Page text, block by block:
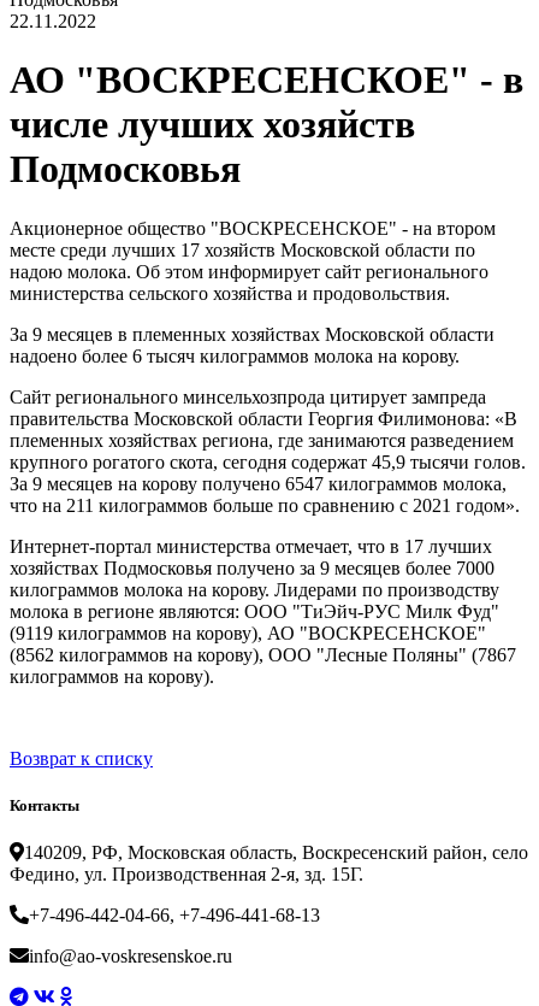
22.11.2022
АО "ВОСКРЕСЕНСКОЕ" - в
числе лучших хозяйств
Подмосковья
Акционерное общество "ВОСКРЕСЕНСКОЕ" - на втором
месте среди лучших 17 хозяйств Московской области по
надою молока. Об этом информирует сайт регионального
министерства сельского хозяйства и продовольствия.
За 9 месяцев в племенных хозяйствах Московской области
надоено более 6 тысяч килограммов молока на корову.
Сайт регионального минсельхозпрода цитирует зампреда
правительства Московской области Георгия Филимонова: «В
племенных хозяйствах региона, где занимаются разведением
крупного рогатого скота, сегодня содержат 45,9 тысячи голов.
За 9 месяцев на корову получено 6547 килограммов молока,
что на 211 килограммов больше по сравнению с 2021 годом».
Интернет-портал министерства отмечает, что в 17 лучших
хозяйствах Подмосковья получено за 9 месяцев более 7000
килограммов молока на корову. Лидерами по производству
молока в регионе являются: ООО "ТиЭйч-РУС Милк Фуд"
(9119 килограммов на корову), АО "ВОСКРЕСЕНСКОЕ"
(8562 килограммов на корову), ООО "Лесные Поляны" (7867
килограммов на корову).
Возврат к списку
Контакты
140209, РФ, Московская область, Воскресенский район, село
Федино, ул. Производственная 2-я, зд. 15Г.
+7-496-442-04-66, +7-496-441-68-13
info@ao-voskresenskoe.ru